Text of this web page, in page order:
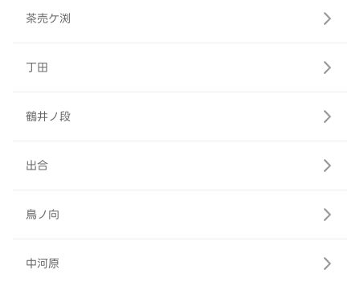
茶売ケ渕
丁田
鶴井ノ段
出合
鳥ノ向
中河原